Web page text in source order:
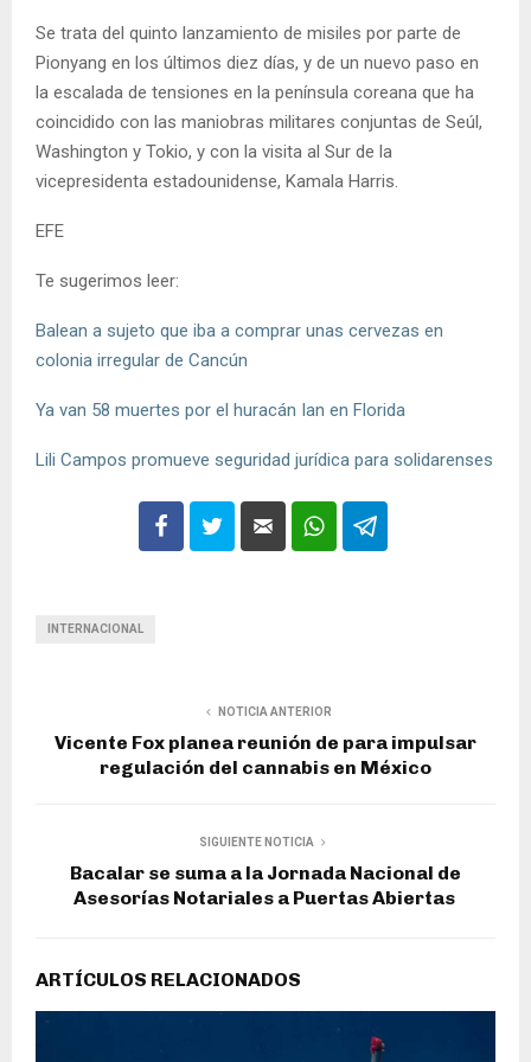
Se trata del quinto lanzamiento de misiles por parte de
Pionyang en los últimos diez días, y de un nuevo paso en
la escalada de tensiones en la península coreana que ha
coincidido con las maniobras militares conjuntas de Seúl,
Washington y Tokio, y con la visita al Sur de la
vicepresidenta estadounidense, Kamala Harris.
EFE
Te sugerimos leer:
Balean a sujeto que iba a comprar unas cervezas en
colonia irregular de Cancún
Ya van 58 muertes por el huracán Ian en Florida
Lili Campos promueve seguridad jurídica para solidarenses
INTERNACIONAL
NOTICIA ANTERIOR
Vicente Fox planea reunión de para impulsar
regulación del cannabis en México
SIGUIENTE NOTICIA
Bacalar se suma a la Jornada Nacional de
Asesorías Notariales a Puertas Abiertas
ARTÍCULOS RELACIONADOS